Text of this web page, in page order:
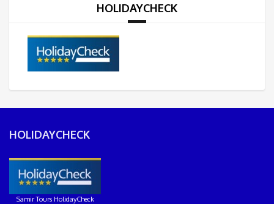
HOLIDAYCHECK
HOLIDAYCHECK
Samir Tours HolidayCheck